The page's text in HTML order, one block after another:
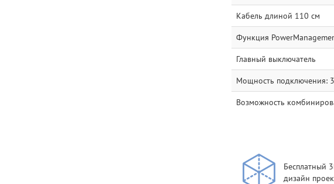
Кабель длиной 110 см
Функция
Главный выключатель
Мощность подключения:
Возможность
Бесплатный
дизайн